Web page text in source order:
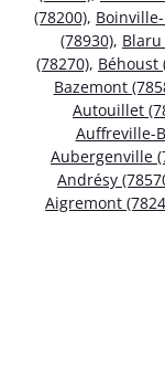
(78200),
(78930), Blaru
(78270), Béhoust
Bazemont
Autouillet
Auffreville-
Aubergenville
Andrésy
Aigremont